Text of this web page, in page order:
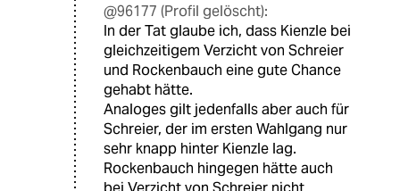
@96177 (Profil gelöscht):
In der Tat glaube ich, dass Kienzle bei
gleichzeitigem Verzicht von Schreier
und Rockenbauch eine gute Chance
gehabt hätte.
Analoges gilt jedenfalls aber auch für
Schreier, der im ersten Wahlgang nur
sehr knapp hinter Kienzle lag.
Rockenbauch hingegen hätte auch